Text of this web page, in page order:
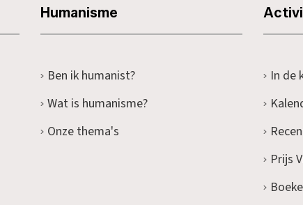
Humanisme
Ben ik humanist?
Wat is humanisme?
Onze thema's
In de
Prijs